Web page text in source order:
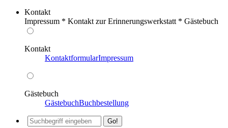
Kontakt
Impressum * Kontakt zur Erinnerungswerkstatt * Gästebuch
Kontakt
KontaktformularImpressum
Gästebuch
GästebuchBuchbestellung